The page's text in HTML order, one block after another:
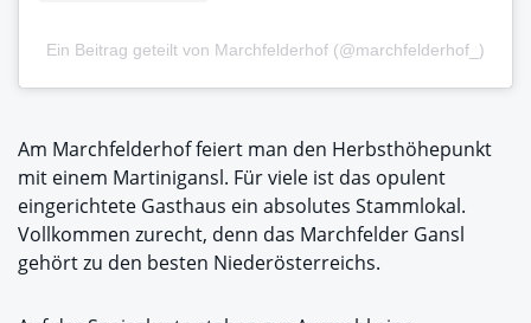
Ein Beitrag geteilt von Marchfelderhof (@marchfelderhof_)
Am Marchfelderhof feiert man den Herbsthöhepunkt
mit einem Martinigansl. Für viele ist das opulent
eingerichtete Gasthaus ein absolutes Stammlokal.
Vollkommen zurecht, denn das Marchfelder Gansl
gehört zu den besten Niederösterreichs.